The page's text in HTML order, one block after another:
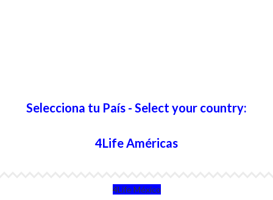
Selecciona tu País - Select your country:
4Life Américas
4Life México